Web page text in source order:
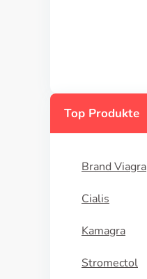
Top Produkte
Brand Viagra
Cialis
Kamagra
Stromectol